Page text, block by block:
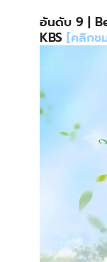
อันดับ 9 |
KBS [คลิกช